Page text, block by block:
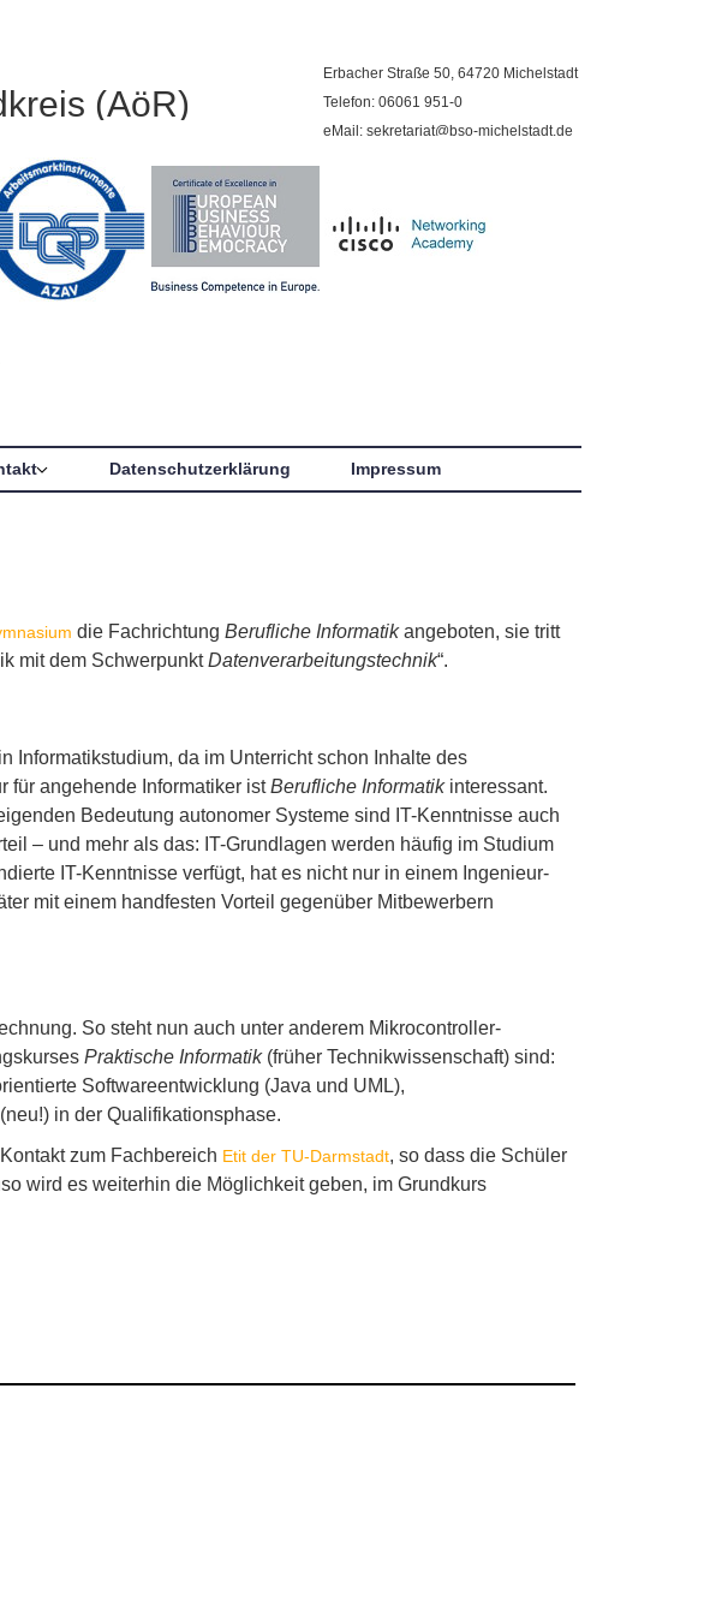
(AöR)
Erbacher Straße 50, 64720 Michelstadt
Telefon: 06061 951-0
eMail: sekretariat@bso-michelstadt.de
Datenschutzerklärung Impressum
die Fachrichtung Berufliche Informatikangeboten, sie tritt
mit dem SchwerpunktDatenverarbeitungstechnik“.
Informatikstudium, da im Unterricht schon Inhalte des
für angehende Informatiker istBerufliche Informatikinteressant.
Bedeutung autonomer Systeme sind IT-Kenntnisse auch
– und mehr als das: IT-Grundlagen werden häufig im Studium
IT-Kenntnisse verfügt, hat es nicht nur in einem Ingenieur-
mit einem handfesten Vorteil gegenüber Mitbewerbern
So steht nun auch unter anderem Mikrocontroller-
Praktische Informatik(früher Technikwissenschaft) sind:
Softwareentwicklung (Java und UML),
in der Qualifikationsphase.
zum Fachbereich Etit der TU-Darmstadt, so dass die Schüler
wird es weiterhin die Möglichkeit geben, im Grundkurs